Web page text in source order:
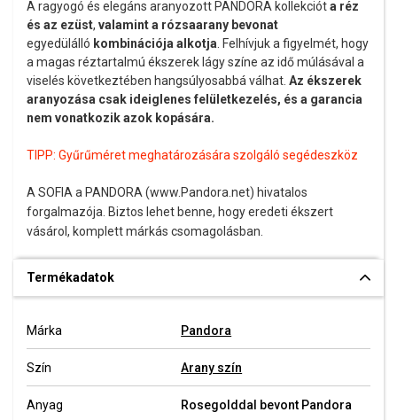
A ragyogó és elegáns aranyozott PANDORA kollekcióta réz
és az ezüst, valamint a rózsaarany bevonat
egyedülálló kombinációja alkotja . Felhívjuk a figyelmét, hogy
a magas réztartalmú ékszerek lágy színe az idő múlásával a
viselés következtében hangsúlyosabbá válhat. Az ékszerek
aranyozása csak ideiglenes felületkezelés, és a garancia
nem vonatkozik azok kopására.
TIPP: Gyűrűméret meghatározására szolgáló segédeszköz
A SOFIA a PANDORA (www.Pandora.net) hivatalos
forgalmazója. Biztos lehet benne, hogy eredeti ékszert
vásárol, komplett márkás csomagolásban.
Termékadatok
Márka Pandora
Szín Arany szín
Anyag Rosegolddal bevont Pandora